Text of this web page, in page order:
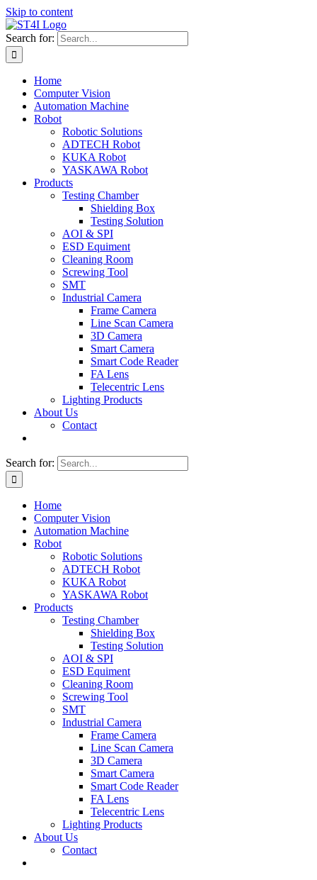
Skip to content
Search for:
Home
Computer Vision
Automation Machine
Robot
Robotic Solutions
ADTECH Robot
KUKA Robot
YASKAWA Robot
Products
Testing Chamber
Shielding Box
Testing Solution
AOI & SPI
ESD Equiment
Cleaning Room
Screwing Tool
SMT
Industrial Camera
Frame Camera
Line Scan Camera
3D Camera
Smart Camera
Smart Code Reader
FA Lens
Telecentric Lens
Lighting Products
About Us
Contact
Search for:
Home
Computer Vision
Automation Machine
Robot
Robotic Solutions
ADTECH Robot
KUKA Robot
YASKAWA Robot
Products
Testing Chamber
Shielding Box
Testing Solution
AOI & SPI
ESD Equiment
Cleaning Room
Screwing Tool
SMT
Industrial Camera
Frame Camera
Line Scan Camera
3D Camera
Smart Camera
Smart Code Reader
FA Lens
Telecentric Lens
Lighting Products
About Us
Contact